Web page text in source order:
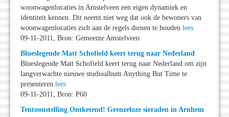
woonwagenlocaties in Amstelveen een eigen dynamiek en
identiteit kennen. Dit neemt niet weg dat ook de bewoners van
woonwagenlocaties zich aan de regels dienen te houden lees
09-11-2011, Bron: Gemeente Amstelveen
Blueslegende Matt Schofield keert terug naar Nederland
Blueslegende Matt Schofield keert terug naar Nederland om zijn
langverwachte nieuwe studioalbum Anything But Time te
presenteren lees
09-11-2011, Bron: P60
Tentoonstelling Ontketend! Grenzeloze sieraden in Arnhem